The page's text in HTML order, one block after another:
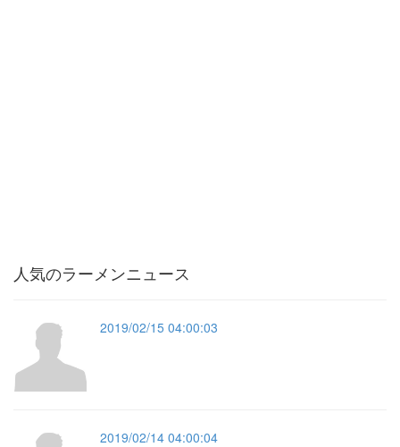
人気のラーメンニュース
2019/02/15 04:00:03
2019/02/14 04:00:04